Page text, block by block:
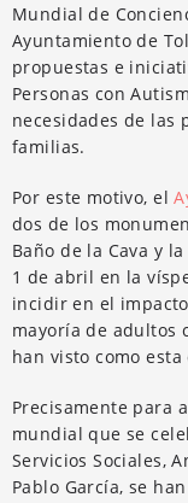
Mundial de
Ayuntamiento de
propuestas e
Personas con
necesidades de las
familias.
Por este motivo, el
dos de los
Baño de la Cava y
1 de abril en la
incidir en el
mayoría de adultos
han visto como
Precisamente para
mundial que se
Servicios Sociales,
Pablo García, se